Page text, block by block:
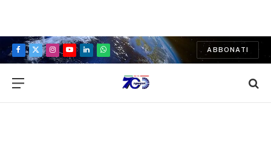
Facebook
X
Instagram
YouTubeLinkedInWhatsApp
ABBONATI